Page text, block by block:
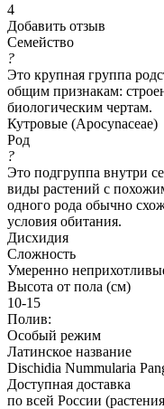
4
Добавить отзыв
Семейство
?
Это крупная группа
общим признакам:
биологическим чертам.
Кутровые (Apocynaceae)
Род
?
Это подгруппа внутри
виды растений с
одного рода обычно
условия обитания.
Дисхидия
Сложность
Умеренно
Высота от пола (см)
10-15
Полив:
Особый режим
Латинское название
Dischidia Nummularia
Доступная доставка
по всей России